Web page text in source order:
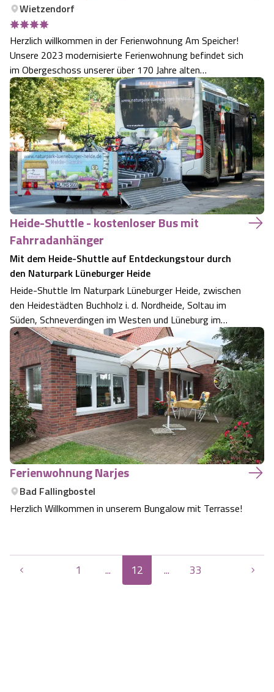
Wietzendorf
Herzlich willkommen in der Ferienwohnung Am Speicher!
Unsere 2023 modernisierte Ferienwohnung befindet sich
im Obergeschoss unserer über 170 Jahre alten
historischen Hofstelle.
Heide-Shuttle - kostenloser Bus mit
Fahrradanhänger
Mit dem Heide-Shuttle auf Entdeckungstour durch
den Naturpark Lüneburger Heide
Heide-Shuttle Im Naturpark Lüneburger Heide, zwischen
den Heidestädten Buchholz i. d. Nordheide, Soltau im
Süden, Schneverdingen im Westen und Lüneburg im
Osten gibt es viel zu entdecken. In der Sommersaison
von 03. Juli bis 03. Oktober bieten wir Ihnen für Ihre
Erkundungstour einen ganz besonder…
Ferienwohnung Narjes
Bad Fallingbostel
Herzlich Willkommen in unserem Bungalow mit Terrasse!
1 ... 12 ... 33